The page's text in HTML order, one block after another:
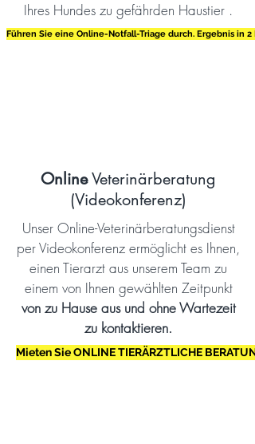
Ihres Hundes zu gefährden Haustier .
Führen Sie eine Online-Notfall-Triage durch. Ergebnis in 2
OnlineVeterinärberatung
(Videokonferenz)
Unser Online-Veterinärberatungsdienst
per Videokonferenz ermöglicht es Ihnen,
einen Tierarzt aus unserem Team zu
einem von Ihnen gewählten Zeitpunkt
von zu Hause aus und ohne Wartezeit
zu kontaktieren.
Mieten Sie ONLINE TIERÄRZTLICHE